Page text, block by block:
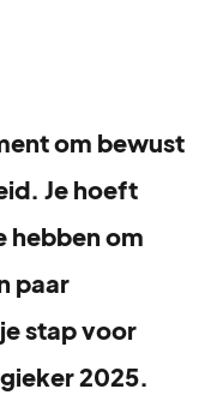
om bewust
Je hoeft
hebben om
paar
stap voor
2025.